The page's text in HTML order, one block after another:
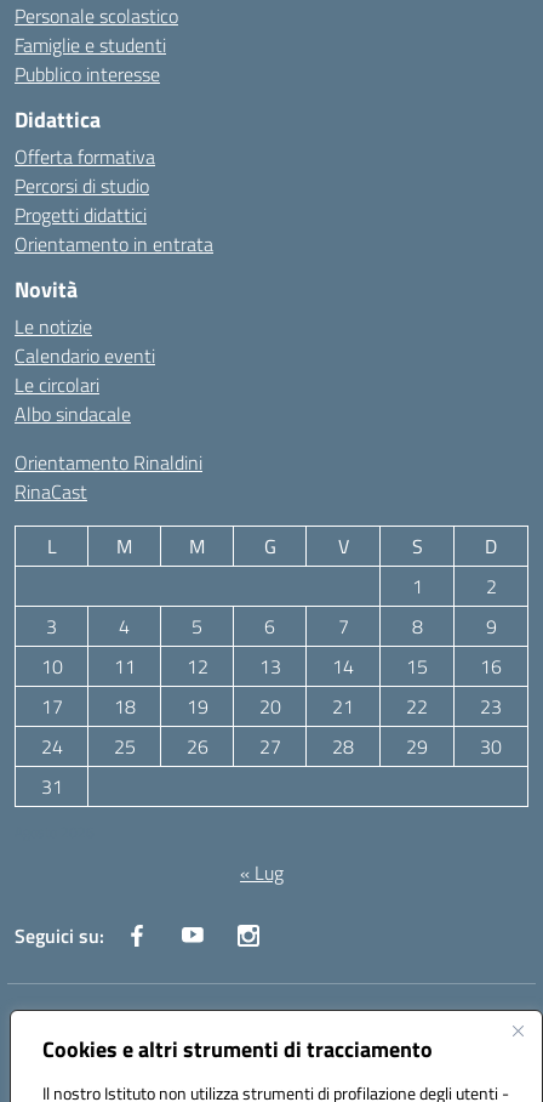
Cookies e altri strumenti di tracciamento
Il nostro Istituto non utilizza strumenti di profilazione degli utenti -
Personale scolastico
Famiglie e studenti
Pubblico interesse
Didattica
Offerta formativa
Percorsi di studio
Progetti didattici
Orientamento in entrata
Novità
Le notizie
Calendario eventi
Le circolari
Albo sindacale
Orientamento Rinaldini
RinaCast
L M M G V S
D
1
2
3
4 5 6 7 8
9
10
11 12 13 14 15
16
17
18 19 20 21 22
23
24
25 26 27 28 29
30
31
« Lug
Seguici su:
Indirizzo:Via Canale 1, Ancona
Centralino:071 204723 Email:anpc010006@istruzione.it